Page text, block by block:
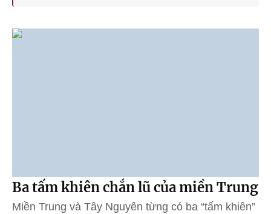
Ba tấm khiên chắn lũ của miền Trung
Miền Trung và Tây Nguyên từng có ba “tấm khiên”